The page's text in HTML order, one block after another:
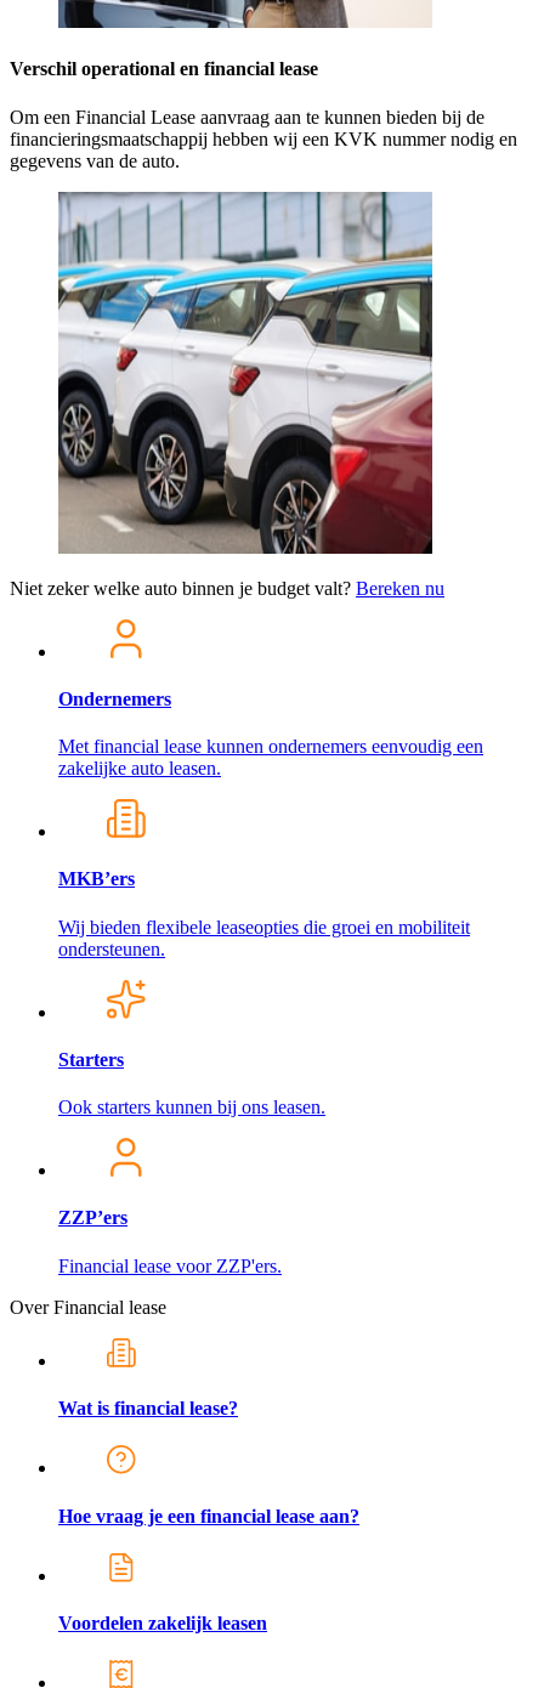
Verschil operational en financial lease
Om een Financial Lease aanvraag aan te kunnen bieden bij de
financieringsmaatschappij hebben wij een KVK nummer nodig en
gegevens van de auto.
Niet zeker welke auto binnen je budget valt? Bereken nu
Ondernemers
Met financial lease kunnen ondernemers eenvoudig een
zakelijke auto leasen.
MKB’ers
Wij bieden flexibele leaseopties die groei en mobiliteit
ondersteunen.
Starters
Ook starters kunnen bij ons leasen.
ZZP’ers
Financial lease voor ZZP'ers.
Over Financial lease
Wat is financial lease?
Hoe vraag je een financial lease aan?
Voordelen zakelijk leasen